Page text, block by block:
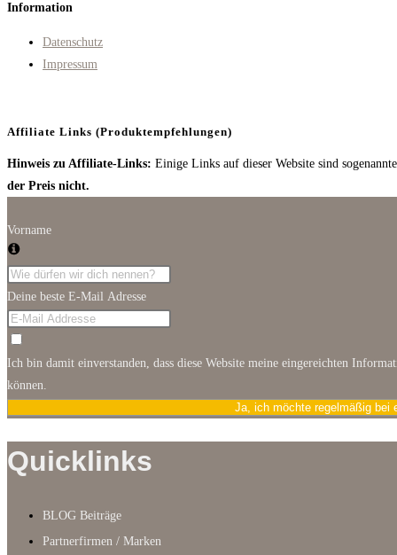
Information
Datenschutz
Impressum
Affiliate Links (Produktempfehlungen)
Hinweis zu Affiliate-Links: Einige Links auf dieser Website sind
der Preis nicht.
Vorname
Deine beste E-Mail Adresse
Ich bin damit einverstanden, dass diese Website meine eingereichten
können.
Ja, ich möchte regelmäßig bei
Quicklinks
BLOG Beiträge
Partnerfirmen / Marken